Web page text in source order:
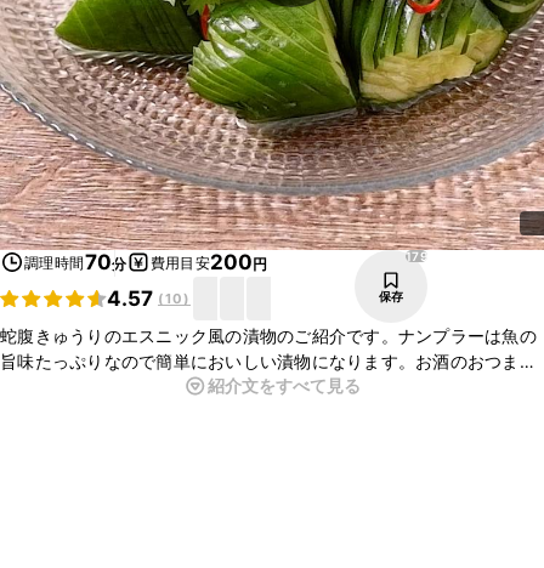
調理時間70分 費用目安200円
4.57 (10)
179
保存
蛇腹きゅうりのエスニック風の漬物のご紹介です。ナンプラーは魚の
旨味たっぷりなので簡単においしい漬物になります。お酒のおつまみ
にもぴったりなピリ辛な味わいです。きゅうりを蛇腹に切ると味がな
紹介文をすべて見る